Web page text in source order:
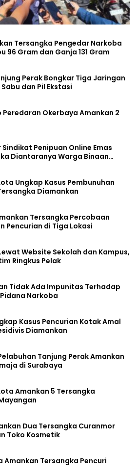
Tersangka Pengedar Narkoba
96 Gram dan Ganja 131 Gram
Perak Bongkar Tiga Jaringan
dan Pil Ekstasi
Peredaran Okerbaya Amankan 2
Penipuan Online Emas
Diantaranya Warga Binaan
Ungkap Kasus Pembunuhan
Diamankan
Tersangka Percobaan
Pencurian di Tiga Lokasi
Website Sekolah dan Kampus,
Ringkus Pelak
Tidak Ada Impunitas Terhadap
Narkoba
Kasus Pencurian Kotak Amal
Diamankan
Tanjung Perak Amankan
di Surabaya
Amankan 5 Tersangka
Dua Tersangka Curanmor
Toko Kosmetik
Amankan Tersangka Pencuri